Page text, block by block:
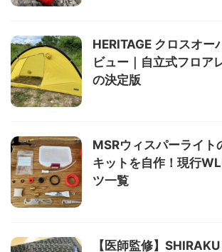
HERITAGE クロスオー
ビュー｜自立式フロア
の決定版
MSRウィスパーライト
キットを自作！現行
ツ一覧
【医師監修】